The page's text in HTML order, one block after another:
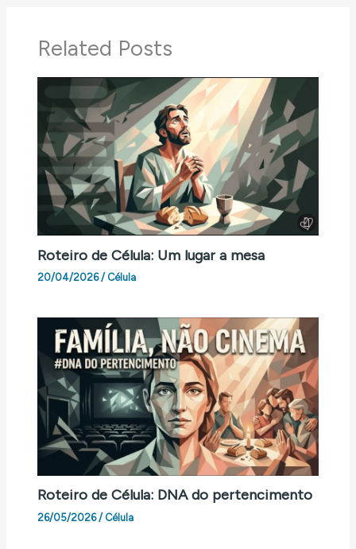
Related Posts
Roteiro de Célula: Um lugar a mesa
20/04/2026/ Célula
Roteiro de Célula: DNA do pertencimento
26/05/2026/ Célula